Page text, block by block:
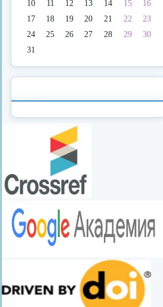
10
11 12 13 14 15
16
17
18 19 20 21 22
23
24
25 26 27 28 29
30
31